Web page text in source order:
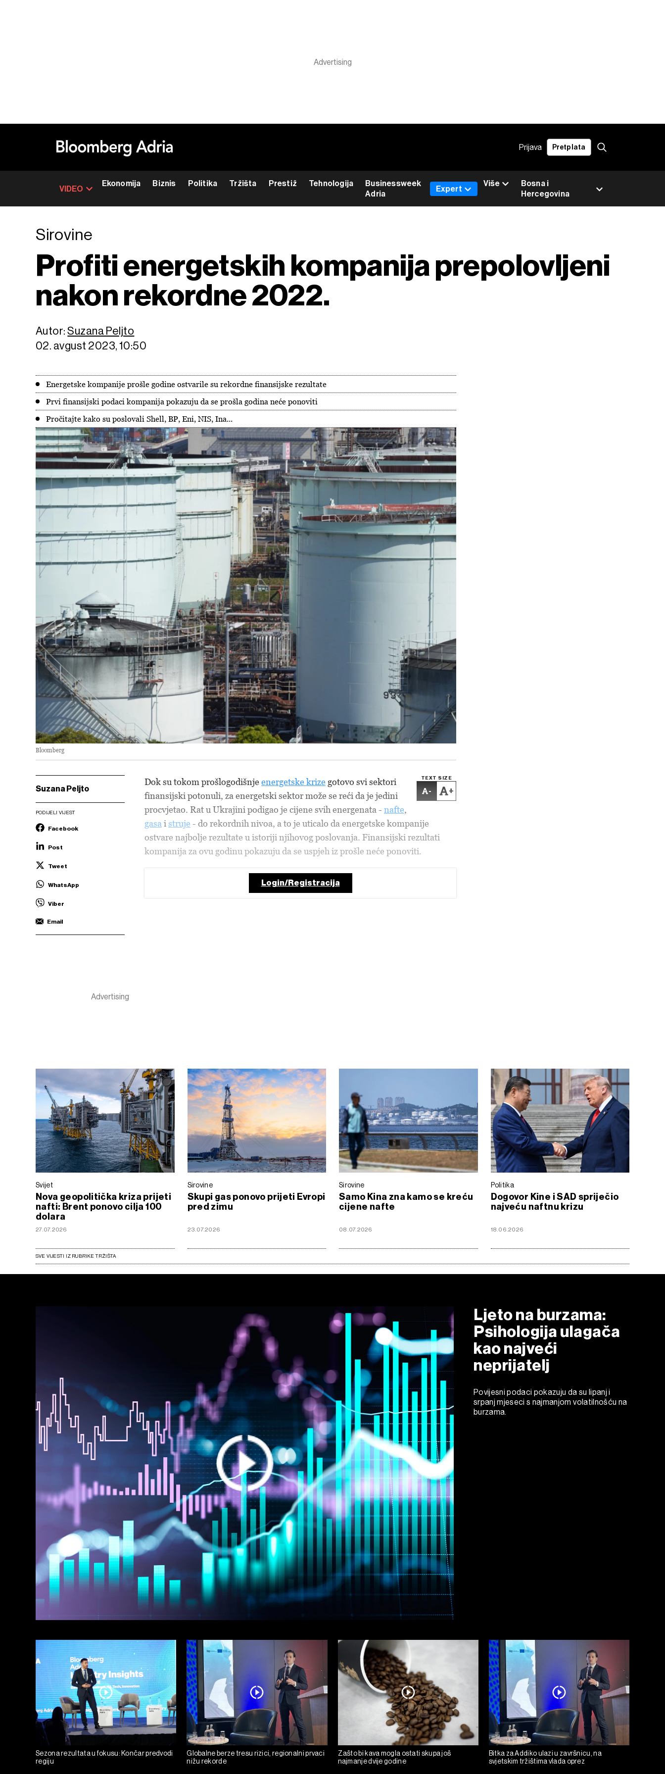
Prijava Pretplata
VIDEO
Ekonomija Biznis Politika Tržišta Prestiž Tehnologija
Businessweek
Adria
Bosna i
Hercegovina
Expert
Više
Sirovine
Profiti energetskih kompanija prepolovljeni
nakon rekordne 2022.
Autor:Suzana Peljto
02. avgust 2023, 10:50
Energetske kompanije prošle godine ostvarile su rekordne finansijske rezultate
Prvi finansijski podaci kompanija pokazuju da se prošla godina neće ponoviti
Pročitajte kako su poslovali Shell, BP, Eni, NIS, Ina...
Bloomberg
Suzana Peljto
PODIJELI VIJEST
Facebook
Post
Tweet
WhatsApp
Viber
Email
TEXT SIZE
- +
Dok su tokom prošlogodišnjeenergetske krize gotovo svi sektori
finansijski potonuli, za energetski sektor može se reći da je jedini
procvjetao. Rat u Ukrajini podigao je cijene svih energenata - nafte,
gasa i struje - do rekordnih nivoa, a to je uticalo da energetske kompanije
ostvare najbolje rezultate u istoriji njihovog poslovanja. Finansijski rezultati
kompanija za ovu godinu pokazuju da se uspjeh iz prošle neće ponoviti.
Login/Registracija
Svijet
Nova geopolitička kriza prijeti
nafti: Brent ponovo cilja 100
dolara
27.07.2026
Sirovine
Skupi gas ponovo prijeti Evropi
pred zimu
23.07.2026
Sirovine
Samo Kina zna kamo se kreću
cijene nafte
08.07.2026
Politika
Dogovor Kine i SAD spriječio
najveću naftnu krizu
18.06.2026
SVE VIJESTI IZ RUBRIKE TRŽIŠTA
Ljeto na burzama:
Psihologija ulagača
kao najveći
neprijatelj
Povijesni podaci pokazuju da su lipanj i
srpanj mjeseci s najmanjom volatilnošću na
burzama.
Sezona rezultata u fokusu: Končar predvodi
regiju
Globalne berze tresu rizici, regionalni prvaci
nižu rekorde
Zašto bi kava mogla ostati skupa još
najmanje dvije godine
Bitka za Addiko ulazi u završnicu, na
svjetskim tržištima vlada oprez